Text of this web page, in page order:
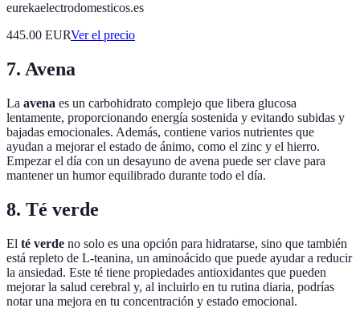
eurekaelectrodomesticos.es
445.00 EURVer el precio
7. Avena
La avena es un carbohidrato complejo que libera glucosa
lentamente, proporcionando energía sostenida y evitando subidas y
bajadas emocionales. Además, contiene varios nutrientes que
ayudan a mejorar el estado de ánimo, como el zinc y el hierro.
Empezar el día con un desayuno de avena puede ser clave para
mantener un humor equilibrado durante todo el día.
8. Té verde
El té verde no solo es una opción para hidratarse, sino que también
está repleto de L-teanina, un aminoácido que puede ayudar a reducir
la ansiedad. Este té tiene propiedades antioxidantes que pueden
mejorar la salud cerebral y, al incluirlo en tu rutina diaria, podrías
notar una mejora en tu concentración y estado emocional.